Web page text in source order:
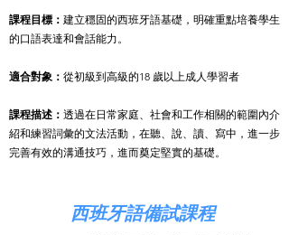
課程目標： 建立穩固的西班牙語基礎，明確重點培養學生
的口語表達和會話能力。
適合對象： 從初級到高級的18 歲以上成人學習者
課程描述： 透過在日常家庭、社會和工作相關的範圍內介
紹和練習詞彙的文法活動，在聽、說、讀、寫中，進一步
完善有效的溝通技巧，進而奠定堅實的基礎。
西班牙語備試課程